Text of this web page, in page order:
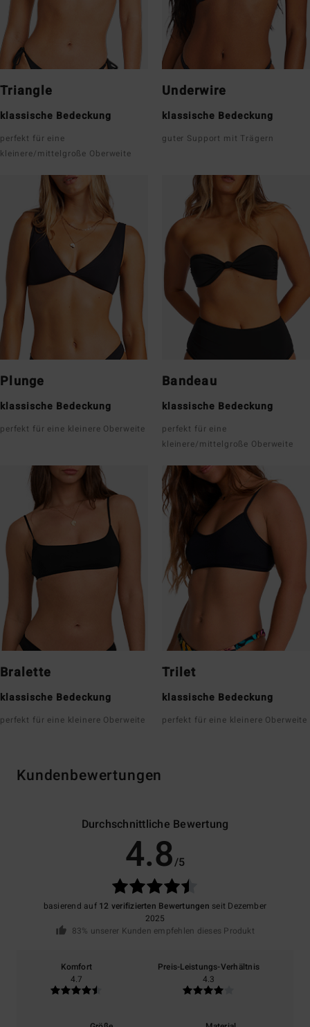
Triangle
klassische Bedeckung
perfekt für eine
kleinere/mittelgroße Oberweite
Underwire
klassische Bedeckung
guter Support mit Trägern
Plunge
klassische Bedeckung
perfekt für eine kleinere Oberweite
Bandeau
klassische Bedeckung
perfekt für eine
kleinere/mittelgroße Oberweite
Bralette
klassische Bedeckung
perfekt für eine kleinere Oberweite
Trilet
klassische Bedeckung
perfekt für eine kleinere Oberweite
Kundenbewertungen
Durchschnittliche Bewertung
4.8/5
basierend auf 12 verifizierten Bewertungen seit Dezember
2025
83% unserer Kunden empfehlen dieses Produkt
Komfort
4.7
Preis-Leistungs-Verhältnis
4.3